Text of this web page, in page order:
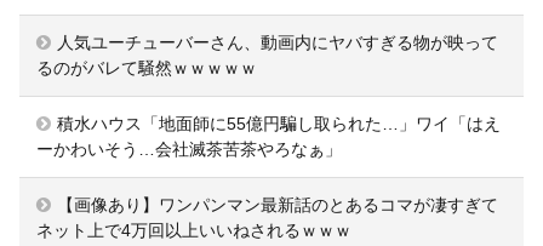
人気ユーチューバーさん、動画内にヤバすぎる物が映って
るのがバレて騒然ｗｗｗｗｗ
積水ハウス「地面師に55億円騙し取られた…」ワイ「はえ
ーかわいそう…会社滅茶苦茶やろなぁ」
【画像あり】ワンパンマン最新話のとあるコマが凄すぎて
ネット上で4万回以上いいねされるｗｗｗ